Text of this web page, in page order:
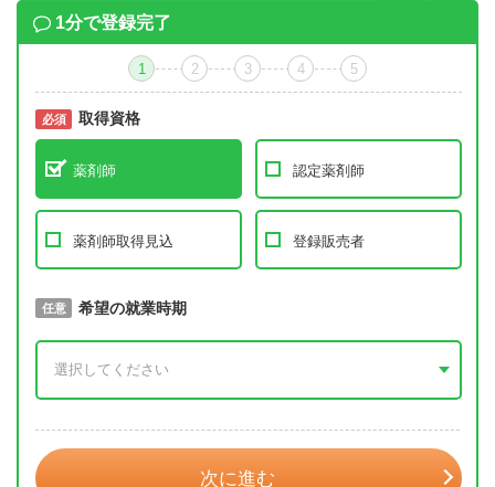
1分で登録完了
1 2 3 4 5
必須 取得資格
薬剤師 認定薬剤師
薬剤師取得見込 登録販売者
必須 取得予定年
任意 希望の就業時期
次に進む